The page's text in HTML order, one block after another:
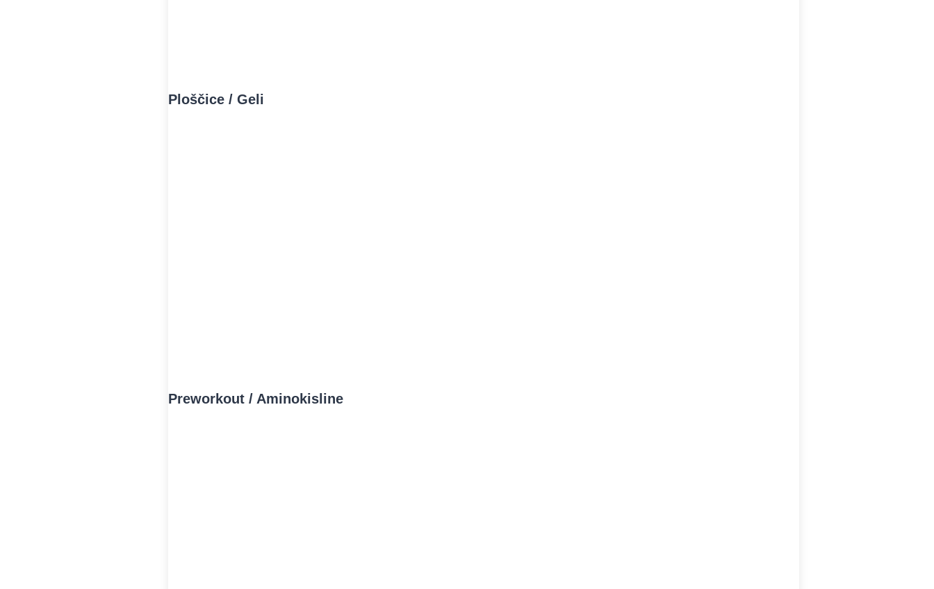
Ploščice / Geli
Preworkout / Aminokisline